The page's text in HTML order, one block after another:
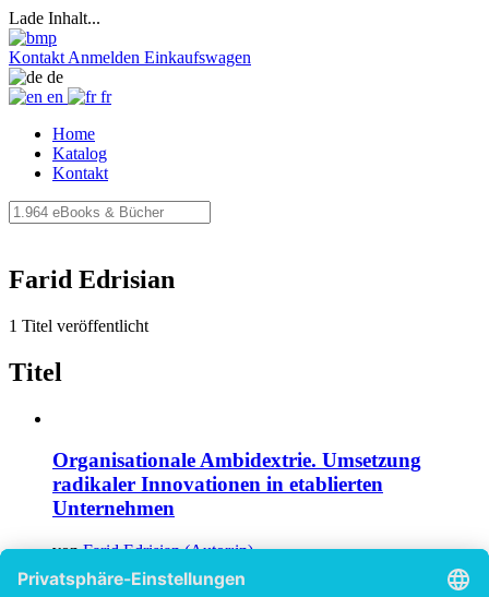
Lade Inhalt...
Kontakt Anmelden Einkaufswagen
de
en
fr
Home
Katalog
Kontakt
Farid Edrisian
1 Titel veröffentlicht
Titel
Organisationale Ambidextrie. Umsetzung
radikaler Innovationen in etablierten
Unternehmen
vonFarid Edrisian (Autor:in)
©2013 Bachelorarbeit